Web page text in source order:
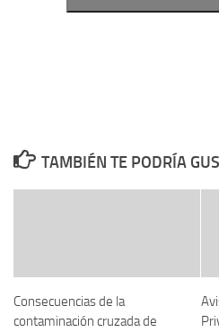
TAMBIÉN TE PODRÍA
Consecuencias de la
contaminación cruzada de